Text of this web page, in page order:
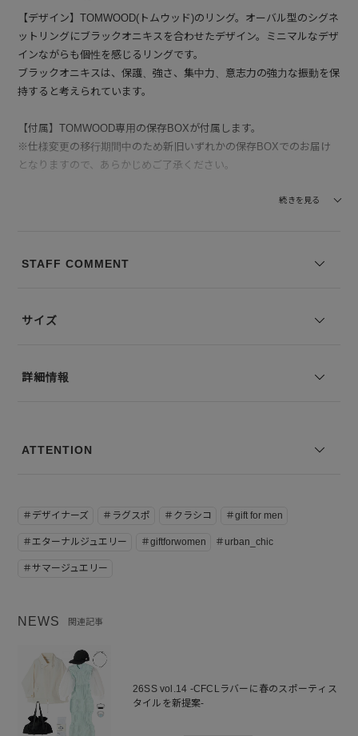
【デザイン】TOMWOOD(トムウッド)のリング。オーバル型のシグネ
ットリングにブラックオニキスを合わせたデザイン。ミニマルなデザ
インながらも個性を感じるリングです。
ブラックオニキスは、保護、強さ、集中力、意志力の強力な振動を保
持すると考えられています。
【付属】TOMWOOD専用の保存BOXが付属します。
※仕様変更の移行期間中のため新旧いずれかの保存BOXでのお届け
となりますので、あらかじめご了承ください。
※写真は実際のカラーと若干相違する場合がございます。あらかじめ
続きを見る
STAFF COMMENT
サイズ
詳細情報
ATTENTION
＃デザイナーズ ＃ラグスポ ＃クラシコ ＃gift for men
＃エターナルジュエリー ＃giftforwomen ＃urban_chic
＃サマージュエリー
NEWS 関連記事
26SS vol.14 -CFCLラバーに春のスポーティス
タイルを新提案-